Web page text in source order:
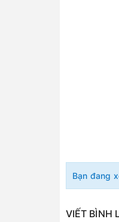
Bạn đang
VIẾT BÌNH